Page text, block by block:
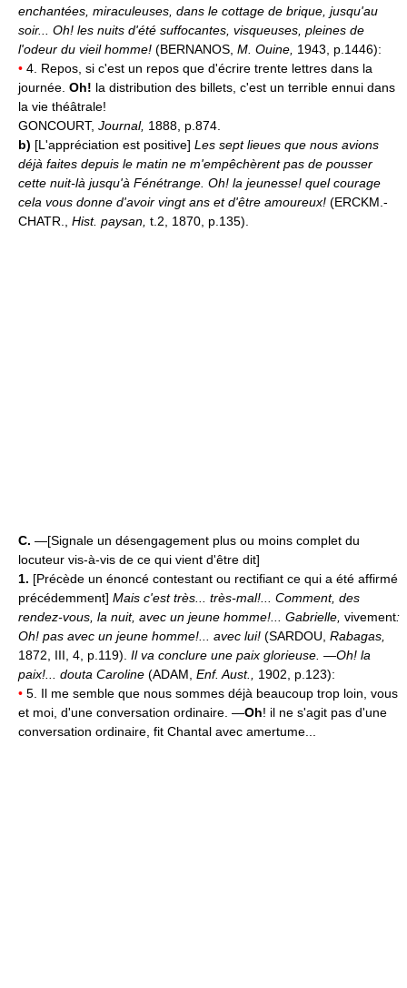
enchantées, miraculeuses, dans le cottage de brique, jusqu'au
soir... Oh! les nuits d'été suffocantes, visqueuses, pleines de
l'odeur du vieil homme! (BERNANOS, M. Ouine, 1943, p.1446):
• 4. Repos, si c'est un repos que d'écrire trente lettres dans la
journée. Oh! la distribution des billets, c'est un terrible ennui dans
la vie théâtrale!
GONCOURT, Journal, 1888, p.874.
b) [L'appréciation est positive] Les sept lieues que nous avions
déjà faites depuis le matin ne m'empêchèrent pas de pousser
cette nuit-là jusqu'à Fénétrange. Oh! la jeunesse! quel courage
cela vous donne d'avoir vingt ans et d'être amoureux! (ERCKM.-
CHATR., Hist. paysan, t.2, 1870, p.135).
C. —[Signale un désengagement plus ou moins complet du
locuteur vis-à-vis de ce qui vient d'être dit]
1. [Précède un énoncé contestant ou rectifiant ce qui a été affirmé
précédemment] Mais c'est très... très-mal!... Comment, des
rendez-vous, la nuit, avec un jeune homme!... Gabrielle, vivement:
Oh! pas avec un jeune homme!... avec lui! (SARDOU, Rabagas,
1872, III, 4, p.119). Il va conclure une paix glorieuse. —Oh! la
paix!... douta Caroline (ADAM, Enf. Aust., 1902, p.123):
• 5. Il me semble que nous sommes déjà beaucoup trop loin, vous
et moi, d'une conversation ordinaire. —Oh! il ne s'agit pas d'une
conversation ordinaire, fit Chantal avec amertume...